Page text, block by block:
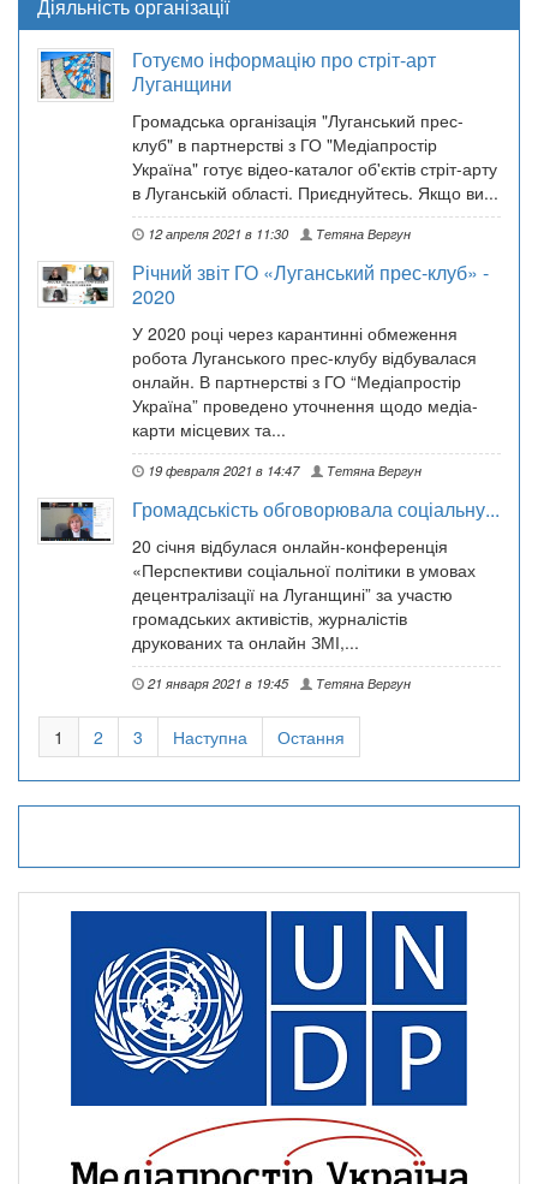
Діяльність організації
Готуємо інформацію про стріт-арт
Луганщини
Громадська організація "Луганський прес-
клуб" в партнерстві з ГО "Медіапростір
Україна" готує відео-каталог об'єктів стріт-арту
в Луганській області. Приєднуйтесь. Якщо ви...
12 апреля 2021 в 11:30 Тетяна Вергун
Річний звіт ГО «Луганський прес-клуб» -
2020
У 2020 році через карантинні обмеження
робота Луганського прес-клубу відбувалася
онлайн. В партнерстві з ГО “Медіапростір
Україна” проведено уточнення щодо медіа-
карти місцевих та...
19 февраля 2021 в 14:47 Тетяна Вергун
Громадськість обговорювала соціальну...
20 січня відбулася онлайн-конференція
«Перспективи соціальної політики в умовах
децентралізації на Луганщині” за участю
громадських активістів, журналістів
друкованих та онлайн ЗМІ,...
21 января 2021 в 19:45 Тетяна Вергун
1 2 3 Наступна Остання